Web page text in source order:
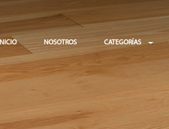
INICIO NOSOTROS CATEGORÍAS